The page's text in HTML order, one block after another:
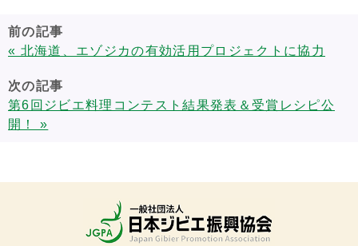
前の記事
« 北海道、エゾジカの有効活用プロジェクトに協力
次の記事
第6回ジビエ料理コンテスト結果発表＆受賞レシピ公
開！ »